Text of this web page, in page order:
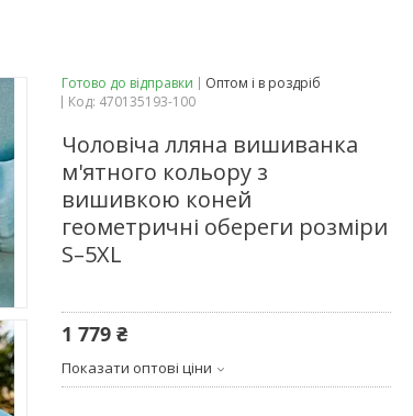
Готово до відправки
Оптом і в роздріб
Код: 470135193-100
Чоловіча лляна вишиванка
м'ятного кольору з
вишивкою коней
геометричні обереги розміри
S–5XL
1 779 ₴
Показати оптові ціни